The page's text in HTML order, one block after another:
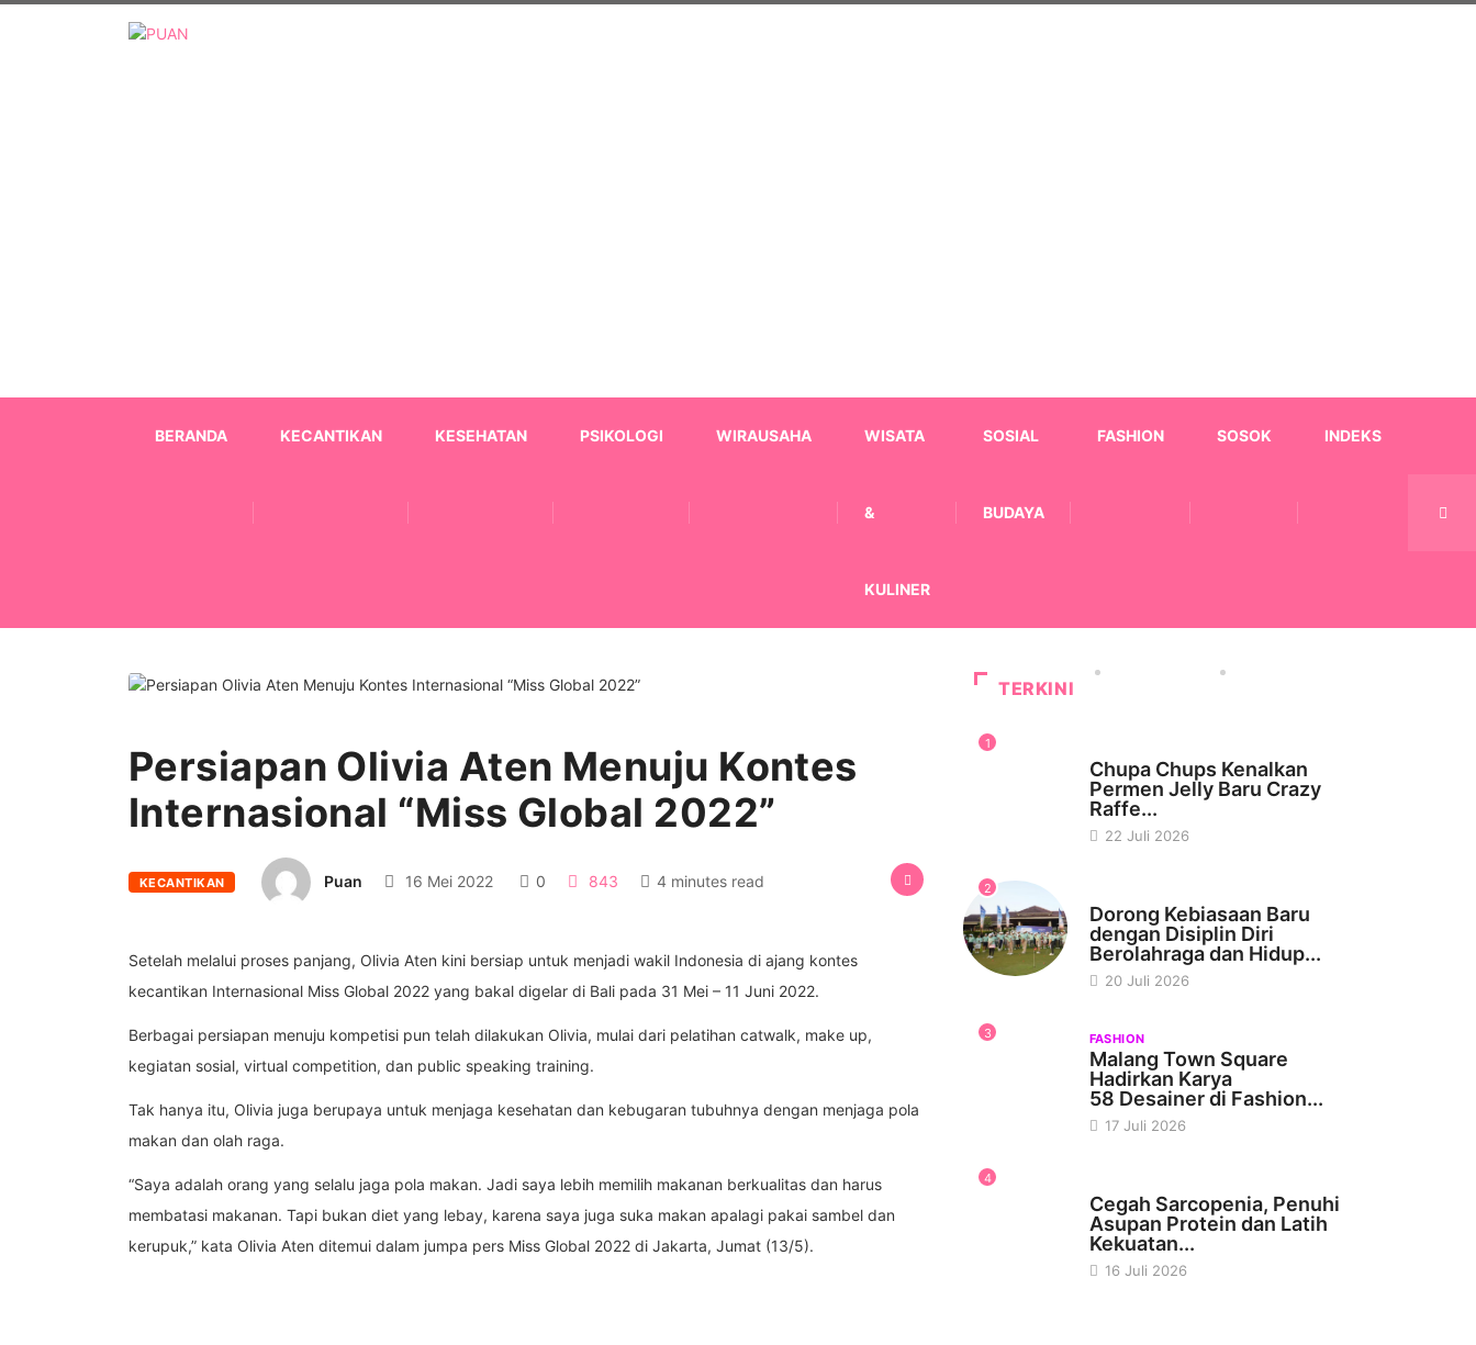
BERANDA KECANTIKAN KESEHATAN PSIKOLOGI WIRAUSAHA WISATA
&
KULINER
SOSIAL
BUDAYA
FASHION SOSOK INDEKS
Persiapan Olivia Aten Menuju Kontes
Internasional “Miss Global 2022”
KECANTIKAN Puan 16 Mei 2022 0 843 4 minutes read
Setelah melalui proses panjang, Olivia Aten kini bersiap untuk menjadi wakil Indonesia di ajang kontes
kecantikan Internasional Miss Global 2022 yang bakal digelar di Bali pada 31 Mei – 11 Juni 2022.
Berbagai persiapan menuju kompetisi pun telah dilakukan Olivia, mulai dari pelatihan catwalk, make up,
kegiatan sosial, virtual competition, dan public speaking training.
Tak hanya itu, Olivia juga berupaya untuk menjaga kesehatan dan kebugaran tubuhnya dengan menjaga pola
makan dan olah raga.
“Saya adalah orang yang selalu jaga pola makan. Jadi saya lebih memilih makanan berkualitas dan harus
membatasi makanan. Tapi bukan diet yang lebay, karena saya juga suka makan apalagi pakai sambel dan
kerupuk,” kata Olivia Aten ditemui dalam jumpa pers Miss Global 2022 di Jakarta, Jumat (13/5).
TERKINI
1
Chupa Chups Kenalkan
Permen Jelly Baru Crazy
Raffe...
22 Juli 2026
2
Dorong Kebiasaan Baru
dengan Disiplin Diri
Berolahraga dan Hidup...
20 Juli 2026
3 FASHION
Malang Town Square
Hadirkan Karya
58 Desainer di Fashion...
17 Juli 2026
4
Cegah Sarcopenia, Penuhi
Asupan Protein dan Latih
Kekuatan...
16 Juli 2026